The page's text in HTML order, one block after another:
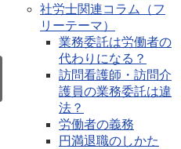
社労士関連コラム（フ
リーテーマ）
業務委託は労働者の
代わりになる？
訪問看護師・訪問介
護員の業務委託は違
法？
労働者の義務
円満退職のしかた